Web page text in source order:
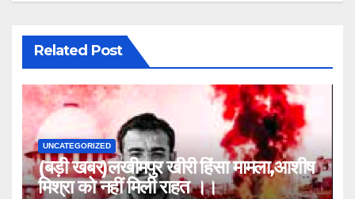
Related Post
UNCATEGORIZED
(बड़ी खबर)लखीमपुर खीरी हिंसा मामला,आशीष
मिश्रा को नहीं मिली राहत ।।